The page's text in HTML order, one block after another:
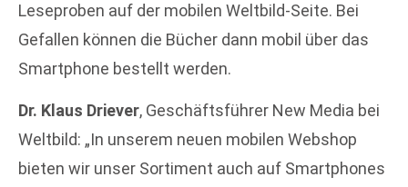
Leseproben auf der mobilen Weltbild-Seite. Bei
Gefallen können die Bücher dann mobil über das
Smartphone bestellt werden.
Dr. Klaus Driever, Geschäftsführer New Media bei
Weltbild: „In unserem neuen mobilen Webshop
bieten wir unser Sortiment auch auf Smartphones